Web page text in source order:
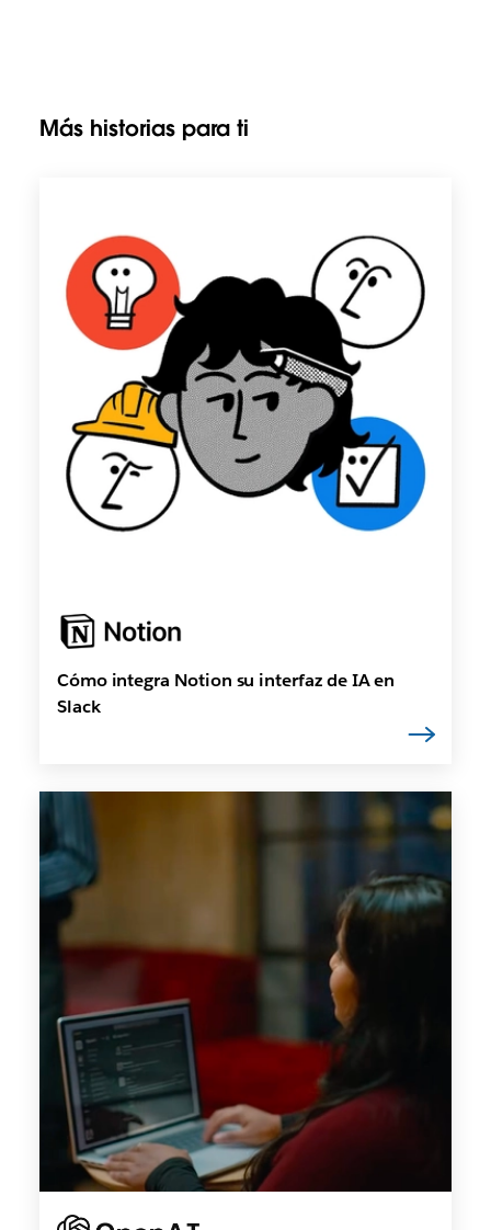
Más historias para ti
Cómo integra Notion su interfaz de IA en
Slack